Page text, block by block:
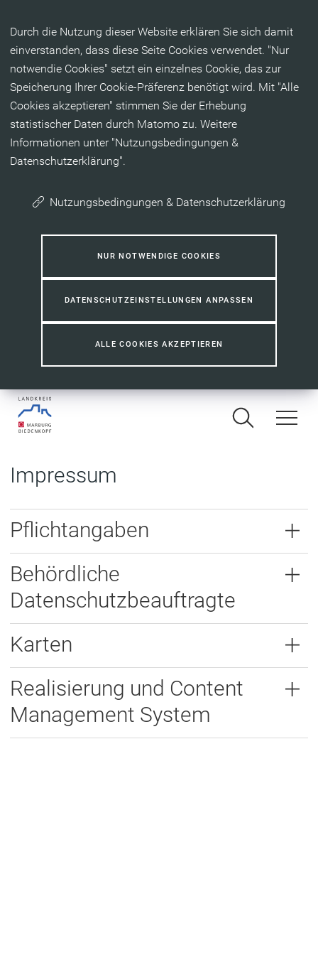
Durch die Nutzung dieser Website erklären Sie sich damit
einverstanden, dass diese Seite Cookies verwendet. "Nur
notwendie Cookies" setzt ein einzelnes Cookie, das zur
Speicherung Ihrer Cookie-Präferenz benötigt wird. Mit "Alle
Cookies akzeptieren" stimmen Sie der Erhebung
statistischer Daten durch Matomo zu. Weitere
Informationen unter "Nutzungsbedingungen &
Datenschutzerklärung".
Nutzungsbedingungen & Datenschutzerklärung
NUR NOTWENDIGE COOKIES
DATENSCHUTZEINSTELLUNGEN ANPASSEN
ALLE COOKIES AKZEPTIEREN
Impressum
Pflichtangaben
Behördliche
Datenschutzbeauftragte
Karten
Realisierung und Content
Management System